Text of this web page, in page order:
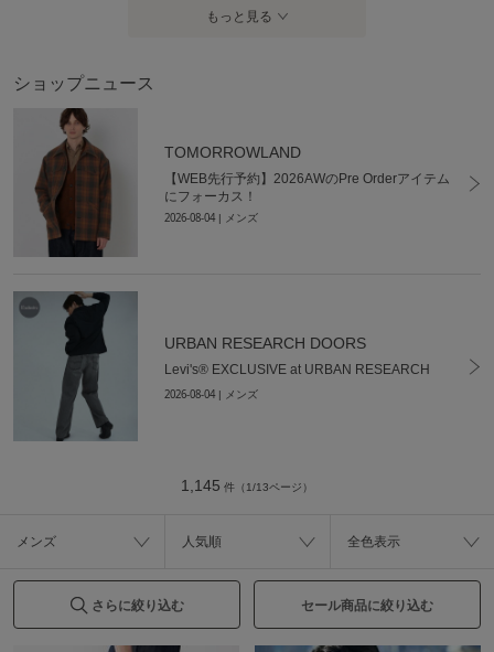
もっと見る
ショップニュース
TOMORROWLAND
【WEB先行予約】2026AWのPre Orderアイテム
にフォーカス！
2026-08-04| メンズ
URBAN RESEARCH DOORS
Levi's® EXCLUSIVE at URBAN RESEARCH
2026-08-04| メンズ
1,145 件（1/13ページ）
メンズ 人気順 全色表示
さらに絞り込む セール商品に絞り込む